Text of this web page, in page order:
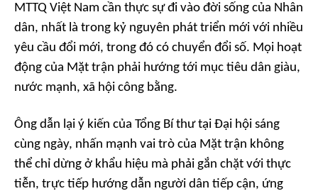
MTTQ Việt Nam cần thực sự đi vào đời sống của Nhân
dân, nhất là trong kỷ nguyên phát triển mới với nhiều
yêu cầu đổi mới, trong đó có chuyển đổi số. Mọi hoạt
động của Mặt trận phải hướng tới mục tiêu dân giàu,
nước mạnh, xã hội công bằng.
Ông dẫn lại ý kiến của Tổng Bí thư tại Đại hội sáng
cùng ngày, nhấn mạnh vai trò của Mặt trận không
thể chỉ dừng ở khẩu hiệu mà phải gắn chặt với thực
tiễn, trực tiếp hướng dẫn người dân tiếp cận, ứng